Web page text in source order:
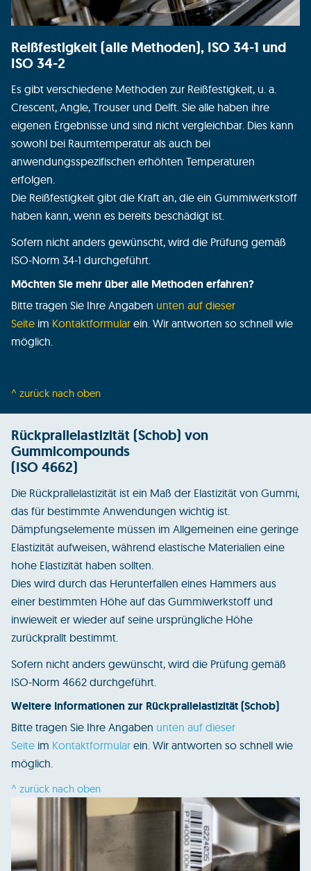
Reißfestigkeit (alle Methoden), ISO 34-1 und
ISO 34-2
Es gibt verschiedene Methoden zur Reißfestigkeit, u. a.
Crescent, Angle, Trouser und Delft. Sie alle haben ihre
eigenen Ergebnisse und sind nicht vergleichbar. Dies kann
sowohl bei Raumtemperatur als auch bei
anwendungsspezifischen erhöhten Temperaturen
erfolgen.
Die Reißfestigkeit gibt die Kraft an, die ein Gummiwerkstoff
haben kann, wenn es bereits beschädigt ist.
Sofern nicht anders gewünscht, wird die Prüfung gemäß
ISO-Norm 34-1 durchgeführt.
Möchten Sie mehr über alle Methoden erfahren?
Bitte tragen Sie Ihre Angaben unten auf dieser
Seite im Kontaktformular ein. Wir antworten so schnell wie
möglich.
^ zurück nach oben
Rückprallelastizität (Schob) von
Gummicompounds
(ISO 4662)
Die Rückprallelastizität ist ein Maß der Elastizität von Gummi,
das für bestimmte Anwendungen wichtig ist.
Dämpfungselemente müssen im Allgemeinen eine geringe
Elastizität aufweisen, während elastische Materialien eine
hohe Elastizität haben sollten.
Dies wird durch das Herunterfallen eines Hammers aus
einer bestimmten Höhe auf das Gummiwerkstoff und
inwieweit er wieder auf seine ursprüngliche Höhe
zurückprallt bestimmt.
Sofern nicht anders gewünscht, wird die Prüfung gemäß
ISO-Norm 4662 durchgeführt.
Weitere Informationen zur Rückprallelastizität (Schob)
Bitte tragen Sie Ihre Angaben unten auf dieser
Seite im Kontaktformular ein. Wir antworten so schnell wie
möglich.
^ zurück nach oben